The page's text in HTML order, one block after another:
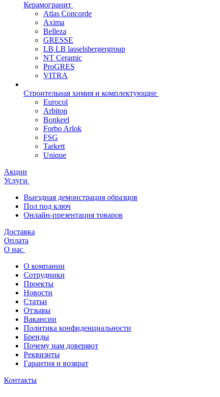
Керамогранит
Atlas Concorde
Axima
Belleza
GRESSE
LB LB lasselsbergergroup
NT Ceramic
ProGRES
VITRA
Строительная химия и комплектующие
Eurocol
Arbiton
Bonkeel
Forbo Arlok
FSG
Tarkett
Unique
Акции
Услуги
Выездная демонстрация образцов
Пол под ключ
Онлайн-презентация товаров
Доставка
Оплата
О нас
О компании
Сотрудники
Проекты
Новости
Статьи
Отзывы
Вакансии
Политика конфиденциальности
Бренды
Почему нам доверяют
Реквизиты
Гарантия и возврат
Контакты